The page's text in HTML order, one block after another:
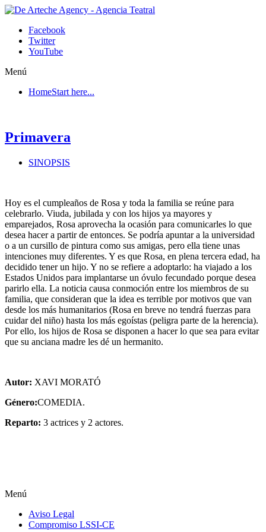
Facebook
Twitter
YouTube
Menú
HomeStart here...
Primavera
SINOPSIS
Hoy es el cumpleaños de Rosa y toda la familia se reúne para
celebrarlo. Viuda, jubilada y con los hijos ya mayores y
emparejados, Rosa aprovecha la ocasión para comunicarles lo que
desea hacer a partir de entonces. Se podría apuntar a la universidad
o a un cursillo de pintura como sus amigas, pero ella tiene unas
intenciones muy diferentes. Y es que Rosa, en plena tercera edad, ha
decidido tener un hijo. Y no se refiere a adoptarlo: ha viajado a los
Estados Unidos para implantarse un óvulo fecundado porque desea
parirlo ella. La noticia causa conmoción entre los miembros de su
familia, que consideran que la idea es terrible por motivos que van
desde los más humanitarios (Rosa en breve no tendrá fuerzas para
cuidar del niño) hasta los más egoístas (peligra parte de la herencia).
Por ello, los hijos de Rosa se disponen a hacer lo que sea para evitar
que su anciana madre les dé un hermanito.
Autor: XAVI MORATÓ
Género:COMEDIA.
Reparto: 3 actrices y 2 actores.
Menú
Aviso Legal
Compromiso LSSI-CE